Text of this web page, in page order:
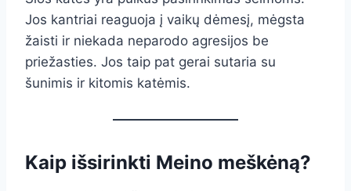
Jos kantriai reaguoja į vaikų dėmesį, mėgsta
žaisti ir niekada neparodo agresijos be
priežasties. Jos taip pat gerai sutaria su
šunimis ir kitomis katėmis.
Kaip išsirinkti Meino meškėną?